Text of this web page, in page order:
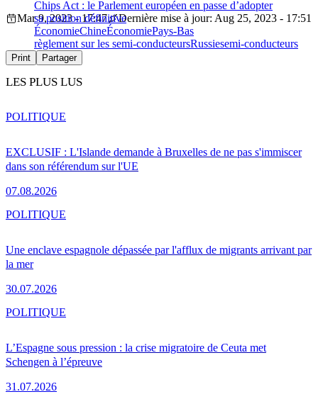
Chips Act : le Parlement européen en passe d’adopter
sa position définitive
Mar 9, 2023 - 17:47
Dernière mise à jour: Aug 25, 2023 - 17:51
ÉconomieChineÉconomiePays-Bas
règlement sur les semi-conducteursRussiesemi-conducteurs
Print Partager
LES PLUS LUS
EXCLUSIF : L'Islande demande à Bruxelles de ne pas s'immiscer
dans son référendum sur l'UE
07.08.2026
POLITIQUE
Une enclave espagnole dépassée par l'afflux de migrants arrivant par
la mer
30.07.2026
POLITIQUE
L’Espagne sous pression : la crise migratoire de Ceuta met
Schengen à l’épreuve
31.07.2026
POLITIQUE